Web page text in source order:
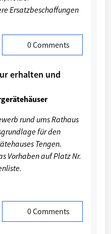
Ersatzbeschaffungen
0 Comments
erhalten und
rund ums Rathaus
für den
Tengen.
Vorhaben auf Platz Nr.
0 Comments